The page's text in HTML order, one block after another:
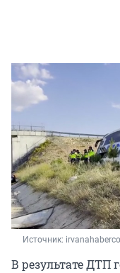
Источник:
В результате ДТП